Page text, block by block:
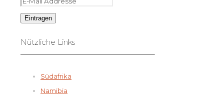
Nützliche Links
Südafrika
Namibia